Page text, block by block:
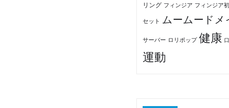
リング フィンジア フィンジア
セット ムームードメ
サーバー ロリポップ 健康
運動